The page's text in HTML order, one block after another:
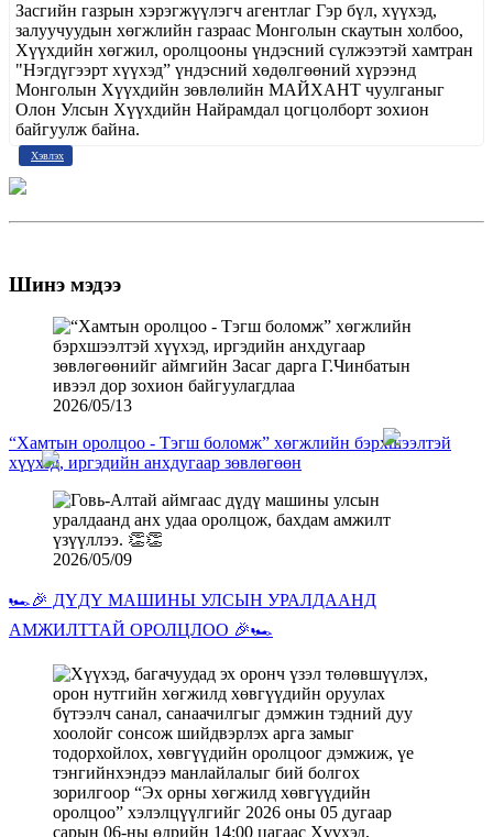
Засгийн газрын хэрэгжүүлэгч агентлаг Гэр бүл, хүүхэд,
залуучуудын хөгжлийн газраас Монголын скаутын холбоо,
Хүүхдийн хөгжил, оролцооны үндэсний сүлжээтэй хамтран
"Нэгдүгээрт хүүхэд” үндэсний хөдөлгөөний хүрээнд
Монголын Хүүхдийн зөвлөлийн МАЙХАНТ чуулганыг
Олон Улсын Хүүхдийн Найрамдал цогцолборт зохион
байгуулж байна.
Хэвлэх
Шинэ мэдээ
2026/05/13
“Хамтын оролцоо - Тэгш боломж” хөгжлийн бэрхшээлтэй
хүүхэд, иргэдийн анхдугаар зөвлөгөөн
2026/05/09
🏎️🎉 ДҮДҮ МАШИНЫ УЛСЫН УРАЛДААНД
АМЖИЛТТАЙ ОРОЛЦЛОО 🎉🏎️